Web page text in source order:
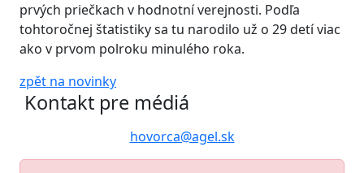
prvých priečkach v hodnotní verejnosti. Podľa
tohtoročnej štatistiky sa tu narodilo už o 29 detí viac
ako v prvom polroku minulého roka.
zpět na novinky
Kontakt pre médiá
hovorca@agel.sk